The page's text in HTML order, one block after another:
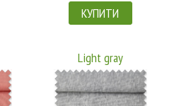
КУПИТИ
Light gray